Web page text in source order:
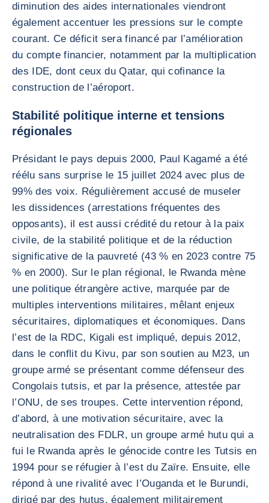
diminution des aides internationales viendront
également accentuer les pressions sur le compte
courant. Ce déficit sera financé par l’amélioration
du compte financier, notamment par la multiplication
des IDE, dont ceux du Qatar, qui cofinance la
construction de l’aéroport.
Stabilité politique interne et tensions
régionales
Présidant le pays depuis 2000, Paul Kagamé a été
réélu sans surprise le 15 juillet 2024 avec plus de
99% des voix. Régulièrement accusé de museler
les dissidences (arrestations fréquentes des
opposants), il est aussi crédité du retour à la paix
civile, de la stabilité politique et de la réduction
significative de la pauvreté (43 % en 2023 contre 75
% en 2000). Sur le plan régional, le Rwanda mène
une politique étrangère active, marquée par de
multiples interventions militaires, mêlant enjeux
sécuritaires, diplomatiques et économiques. Dans
l’est de la RDC, Kigali est impliqué, depuis 2012,
dans le conflit du Kivu, par son soutien au M23, un
groupe armé se présentant comme défenseur des
Congolais tutsis, et par la présence, attestée par
l’ONU, de ses troupes. Cette intervention répond,
d’abord, à une motivation sécuritaire, avec la
neutralisation des FDLR, un groupe armé hutu qui a
fui le Rwanda après le génocide contre les Tutsis en
1994 pour se réfugier à l’est du Zaïre. Ensuite, elle
répond à une rivalité avec l’Ouganda et le Burundi,
dirigé par des hutus, également militairement